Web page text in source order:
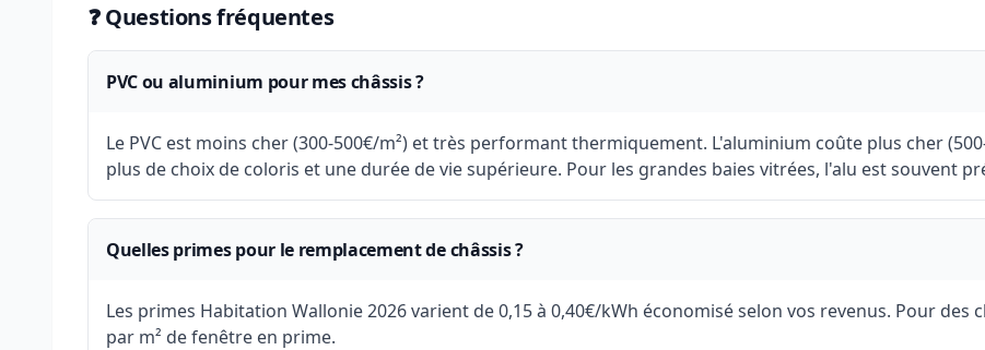
❓ Questions fréquentes
PVC ou aluminium pour mes châssis ?
Le PVC est moins cher (300-500€/m²) et très performant thermiquement. L'aluminium coûte plus cher
plus de choix de coloris et une durée de vie supérieure. Pour les grandes baies vitrées, l'alu est souvent
Quelles primes pour le remplacement de châssis ?
Les primes Habitation Wallonie 2026 varient de 0,15 à 0,40€/kWh économisé selon vos revenus. Pour des
par m² de fenêtre en prime.